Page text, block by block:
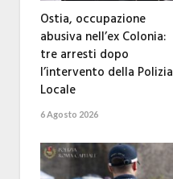
Ostia, occupazione
abusiva nell’ex Colonia:
tre arresti dopo
l’intervento della Polizia
Locale
6 Agosto 2026